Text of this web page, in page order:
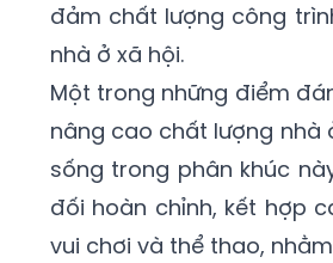
đảm chất lượng công
nhà ở xã hội.
Một trong những điểm
nâng cao chất lượng nhà
sống trong phân khúc
đối hoàn chỉnh, kết hợp
vui chơi và thể thao,